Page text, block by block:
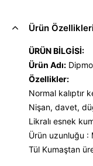
Ürün Özellikleri
ÜRÜN BİLGİSİ:
Ürün Adı:
Özellikler:
Normal kalıptır
Nişan, davet,
Likralı esnek
Ürün uzunluğu :
Tül Kumaştan